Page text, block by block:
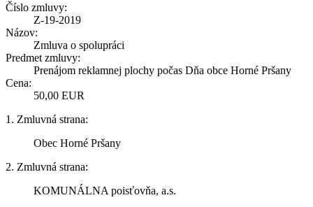
Číslo zmluvy:
Z-19-2019
Názov:
Zmluva o spolupráci
Predmet zmluvy:
Prenájom reklamnej plochy počas Dňa obce Horné Pršany
Cena:
50,00 EUR
1. Zmluvná strana:
Obec Horné Pršany
2. Zmluvná strana:
KOMUNÁLNA poisťovňa, a.s.